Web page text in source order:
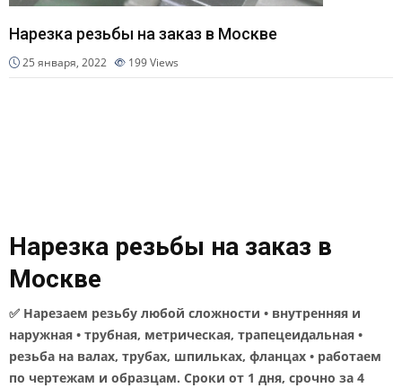
Нарезка резьбы на заказ в Москве
25 января, 2022 199Views
Нарезка резьбы на заказ в
Москве
✅ Нарезаем резьбу любой сложности • внутренняя и
наружная • трубная, метрическая, трапецеидальная •
резьба на валах, трубах, шпильках, фланцах • работаем
по чертежам и образцам. Сроки от 1 дня, срочно за 4